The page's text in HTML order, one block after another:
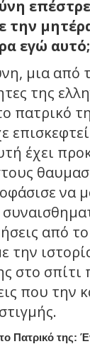
την
εγώ
μια από
της
πατρικό
έχει
να
από
την
στο σπίτι
που την
Πατρικό της: